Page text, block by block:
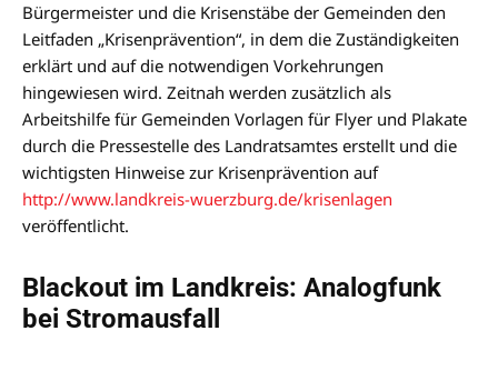
Bürgermeister und die Krisenstäbe der Gemeinden den
Leitfaden „Krisenprävention“, in dem die Zuständigkeiten
erklärt und auf die notwendigen Vorkehrungen
hingewiesen wird. Zeitnah werden zusätzlich als
Arbeitshilfe für Gemeinden Vorlagen für Flyer und Plakate
durch die Pressestelle des Landratsamtes erstellt und die
wichtigsten Hinweise zur Krisenprävention auf
http://www.landkreis-wuerzburg.de/krisenlagen
veröffentlicht.
Blackout im Landkreis: Analogfunk
bei Stromausfall